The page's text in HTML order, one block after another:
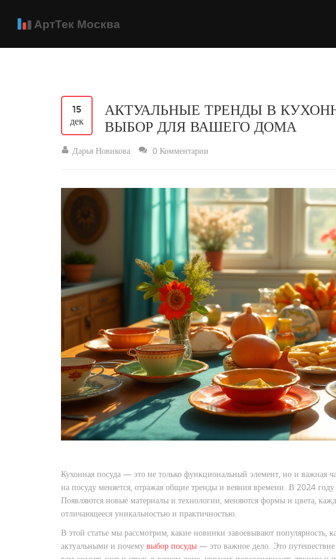
15
дек
АКТУАЛЬНЫЕ ТРЕНДЫ В
ВЫБОР ДЛЯ ВАШЕГО ДОМА
Дарья Новикова 0 Комментарии
Кухонная посуда — это не только функциональный элемент, но и важная
на посуду меняется, отражая общие тренды и веяния времени. В 2024
Появляются новые материалы и технологии, меняются формы и цвета,
отличающееся уникальностью и практичностью.
В этой статье мы рассмотрим, какие новинки завоевывают популярность,
актуальными и почему выбор посуды — это важное дело. Это